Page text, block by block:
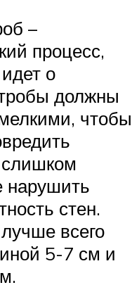
–
процесс,
о
должны
чтобы
нарушить
стен.
всего
5-7 см и